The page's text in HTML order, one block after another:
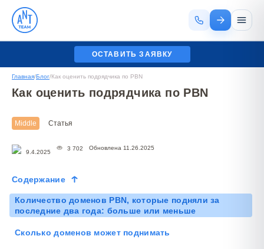
ОСТАВИТЬ ЗАЯВКУ
Главная/Блог/Как оценить подрядчика по PBN
Как оценить подрядчика по PBN
Middle Статья
9.4.2025
3 702 Обновлена 11.26.2025
Содержание
Количество доменов PBN, которые подняли за
последние два года: больше или меньше
Сколько доменов может поднимать